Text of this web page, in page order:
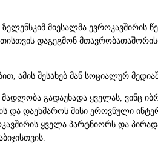
მიესალმა ევროკავშირის
დაგეგმონ
ამის შესახებ მან სოციალურ
გადაუხადა ყველას, ვინც
და დაეხმაროს მისი ეროვნული
ყველა პარტნიორს და